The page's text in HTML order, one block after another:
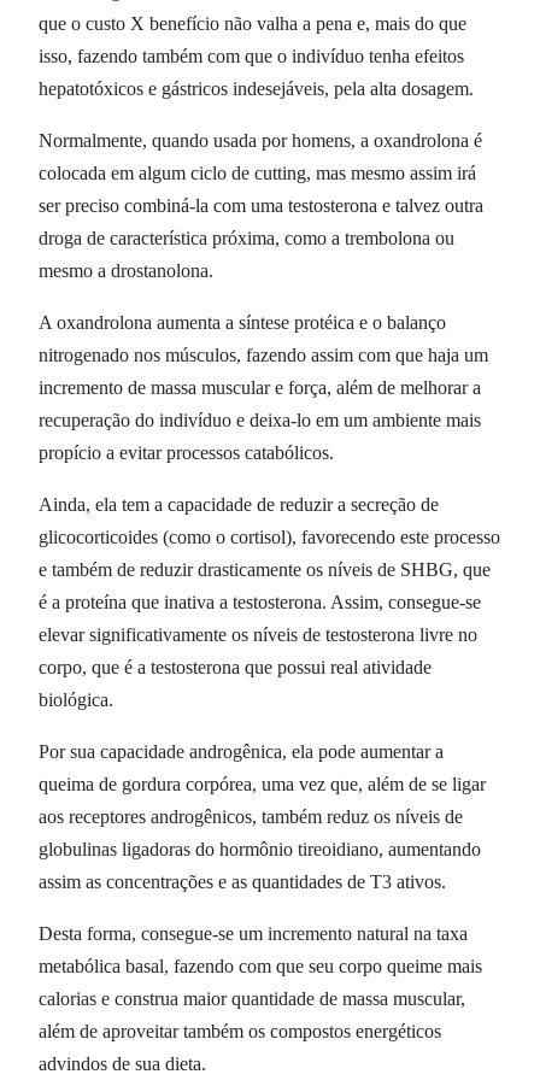
que o custo X benefício não valha a pena e, mais do que
isso, fazendo também com que o indivíduo tenha efeitos
hepatotóxicos e gástricos indesejáveis, pela alta dosagem.
Normalmente, quando usada por homens, a oxandrolona é
colocada em algum ciclo de cutting, mas mesmo assim irá
ser preciso combiná-la com uma testosterona e talvez outra
droga de característica próxima, como a trembolona ou
mesmo a drostanolona.
A oxandrolona aumenta a síntese protéica e o balanço
nitrogenado nos músculos, fazendo assim com que haja um
incremento de massa muscular e força, além de melhorar a
recuperação do indivíduo e deixa-lo em um ambiente mais
propício a evitar processos catabólicos.
Ainda, ela tem a capacidade de reduzir a secreção de
glicocorticoides (como o cortisol), favorecendo este processo
e também de reduzir drasticamente os níveis de SHBG, que
é a proteína que inativa a testosterona. Assim, consegue-se
elevar significativamente os níveis de testosterona livre no
corpo, que é a testosterona que possui real atividade
biológica.
Por sua capacidade androgênica, ela pode aumentar a
queima de gordura corpórea, uma vez que, além de se ligar
aos receptores androgênicos, também reduz os níveis de
globulinas ligadoras do hormônio tireoidiano, aumentando
assim as concentrações e as quantidades de T3 ativos.
Desta forma, consegue-se um incremento natural na taxa
metabólica basal, fazendo com que seu corpo queime mais
calorias e construa maior quantidade de massa muscular,
além de aproveitar também os compostos energéticos
advindos de sua dieta.